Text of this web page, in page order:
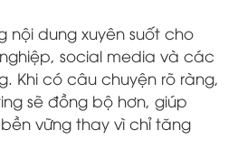
nội dung xuyên suốt cho
social media và các
Khi có câu chuyện rõ ràng,
sẽ đồng bộ hơn, giúp
vững thay vì chỉ tăng